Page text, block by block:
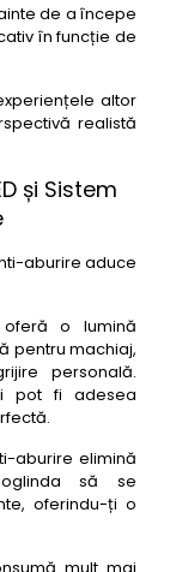
de a începe
în funcție de
altor
realistă
și Sistem
aburire aduce
o lumină
pentru machiaj,
personală.
pot fi adesea
aburire elimină
să se
oferindu-ți o
mult mai